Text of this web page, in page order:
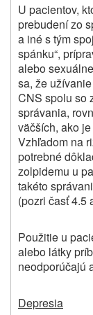
U pacientov,
prebudení zo
a iné s tým
spánku“,
alebo
sa, že
CNS spolu so
správania,
väčších, ako
Vzhľadom na
potrebné
zolpidemu u
takéto
(pozri časť 4.5
Použitie u
alebo látky
neodporúčajú
Depresia